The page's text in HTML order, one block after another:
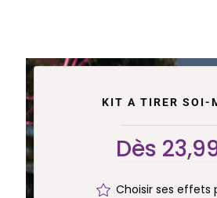
KIT A TIRER SOI-
Dès
Choisir ses effets